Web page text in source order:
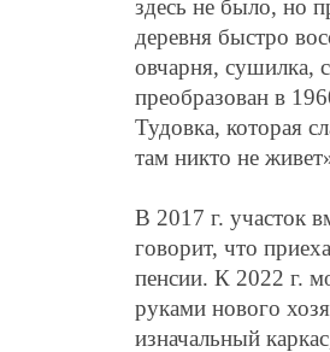
здесь не было, но
деревня быстро
овчарня, сушилка,
преобразован в
Тудовка, которая
там никто не
В 2017 г. участок
говорит, что
пенсии. К 2022 г.
руками нового
изначальный